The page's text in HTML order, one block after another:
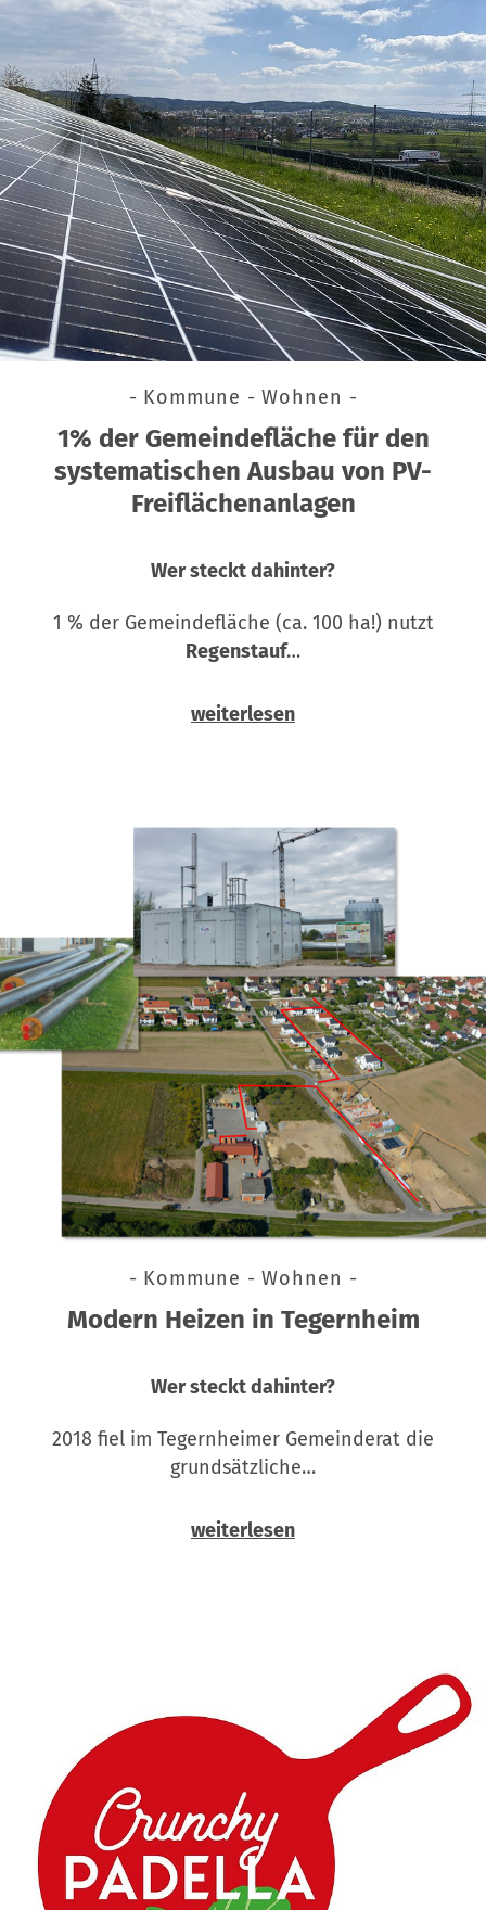
- Kommune - Wohnen -
1% der Gemeindefläche für den
systematischen Ausbau von PV-
Freiflächenanlagen
Wer steckt dahinter?
1 % der Gemeindefläche (ca. 100 ha!) nutzt
Regenstauf…
weiterlesen
- Kommune - Wohnen -
Modern Heizen in Tegernheim
Wer steckt dahinter?
2018 fiel im Tegernheimer Gemeinderat die
grundsätzliche…
weiterlesen